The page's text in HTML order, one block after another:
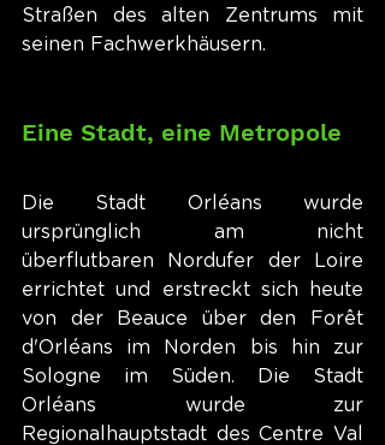
Straßen des alten Zentrums mit
seinen Fachwerkhäusern.
Eine Stadt, eine Metropole
Die Stadt Orléans wurde
ursprünglich am nicht
überflutbaren Nordufer der Loire
errichtet und erstreckt sich heute
von der Beauce über den Forêt
d'Orléans im Norden bis hin zur
Sologne im Süden. Die Stadt
Orléans wurde zur
Regionalhauptstadt des Centre Val